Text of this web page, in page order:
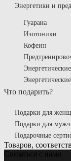
Энергетики и
Гуарана
Изотоники
Кофеин
Что подарить?
Подарки для
Подарки для
Подарочные
Товаров,
Связаться с нами